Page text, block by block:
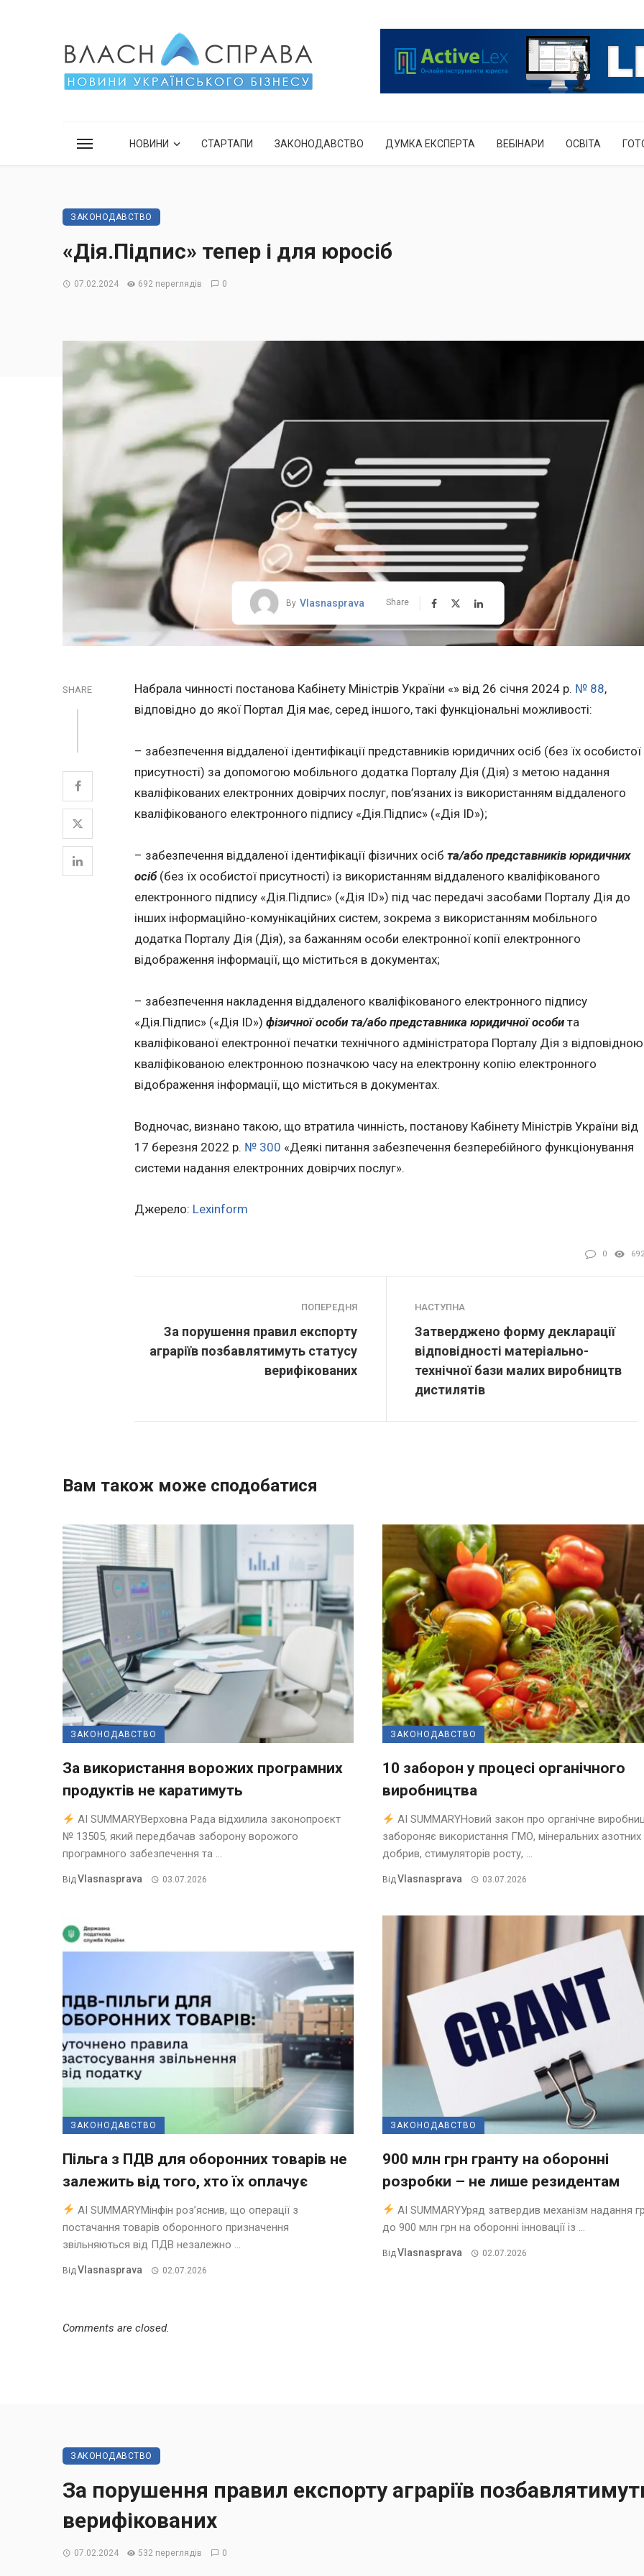
НОВИНИ СТАРТАПИ ЗАКОНОДАВСТВО ДУМКА ЕКСПЕРТА ВЕБІНАРИ ОСВІТА
ЗАКОНОДАВСТВО
«Дія.Підпис» тепер і для юросіб
07.02.2024 692 переглядів 0
By Vlasnasprava Share
SHARE Набрала чинності постанова Кабінету Міністрів України «» від 26 січня 2024 р. № 88,
відповідно до якої Портал Дія має, серед іншого, такі функціональні можливості:
– забезпечення віддаленої ідентифікації представників юридичних осіб (без їх особистої
присутності) за допомогою мобільного додатка Порталу Дія (Дія) з метою надання
кваліфікованих електронних довірчих послуг, пов’язаних із використанням віддаленого
кваліфікованого електронного підпису «Дія.Підпис» («Дія ID»);
– забезпечення віддаленої ідентифікації фізичних осіб та/або представників юридичних
осіб(без їх особистої присутності) із використанням віддаленого кваліфікованого
електронного підпису «Дія.Підпис» («Дія ID») під час передачі засобами Порталу Дія до
інших інформаційно-комунікаційних систем, зокрема з використанням мобільного
додатка Порталу Дія (Дія), за бажанням особи електронної копії електронного
відображення інформації, що міститься в документах;
– забезпечення накладення віддаленого кваліфікованого електронного підпису
«Дія.Підпис» («Дія ID») фізичної особи та/або представника юридичної особи та
кваліфікованої електронної печатки технічного адміністратора Порталу Дія з відповідною
кваліфікованою електронною позначкою часу на електронну копію електронного
відображення інформації, що міститься в документах.
Водночас, визнано такою, що втратила чинність, постанову Кабінету Міністрів України від
17 березня 2022 р. № 300 «Деякі питання забезпечення безперебійного функціонування
системи надання електронних довірчих послуг».
Джерело: Lexinform
0 692
ПОПЕРЕДНЯ
За порушення правил експорту
аграріїв позбавлятимуть статусу
верифікованих
НАСТУПНА
Затверджено форму декларації
відповідності матеріально-
технічної бази малих виробництв
дистилятів
Вам також може сподобатися
ЗАКОНОДАВСТВО
За використання ворожих програмних
продуктів не каратимуть
AI SUMMARYВерховна Рада відхилила законопроєкт
№ 13505, який передбачав заборону ворожого
програмного забезпечення та ...
ВідVlasnasprava 03.07.2026
ЗАКОНОДАВСТВО
10 заборон у процесі органічного
виробництва
AI SUMMARYНовий закон про органічне
забороняє використання ГМО, мінеральних азотних
добрив, стимуляторів росту, ...
ВідVlasnasprava 03.07.2026
ЗАКОНОДАВСТВО
Пільга з ПДВ для оборонних товарів не
залежить від того, хто їх оплачує
AI SUMMARYМінфін роз’яснив, що операції з
постачання товарів оборонного призначення
звільняються від ПДВ незалежно ...
ВідVlasnasprava 02.07.2026
ЗАКОНОДАВСТВО
900 млн грн гранту на оборонні
розробки – не лише резидентам
AI SUMMARYУряд затвердив механізм надання
до 900 млн грн на оборонні інновації із ...
ВідVlasnasprava 02.07.2026
Comments are closed.
ЗАКОНОДАВСТВО
За порушення правил експорту аграріїв
верифікованих
07.02.2024 532 переглядів 0